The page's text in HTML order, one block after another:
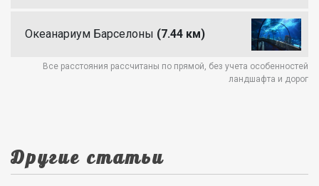
Океанариум Барселоны (7.44 км)
Все расстояния рассчитаны по прямой, без учета особенностей
ландшафта и дорог
Другие статьи